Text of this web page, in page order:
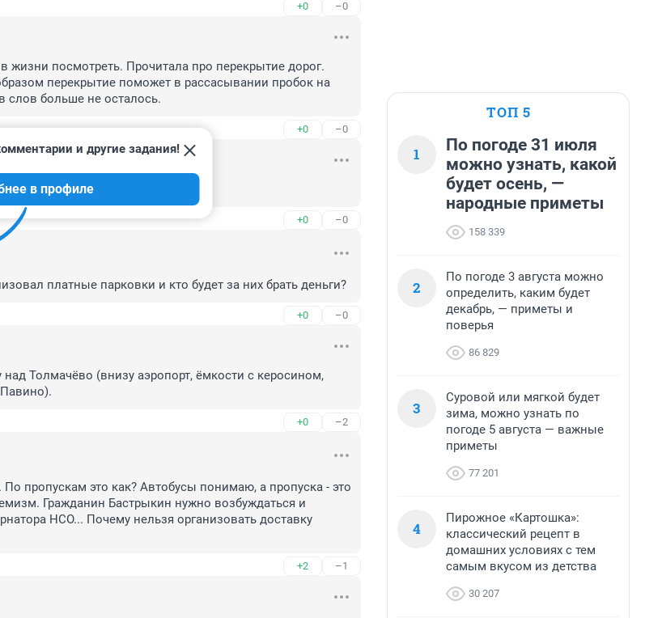
+0 –0
жизни посмотреть. Прочитала про перекрытие дорог.
перекрытие поможет в рассасывании пробок на
слов больше не осталось.
+0 –0
будут пускать хоть?
+0 –0
и другие задания!
в профиле
платные парковки и кто будет за них брать деньги?
+0 –0
Толмачёво (внизу аэропорт, ёмкости с керосином,
+0 –2
пропускам это как? Автобусы понимаю, а пропуска - это
Гражданин Бастрыкин нужно возбуждаться и
НСО... Почему нельзя организовать доставку
+2 –1
ТОП 5
1
По погоде 31 июля
можно узнать, какой
будет осень, —
народные приметы
158 339
2
По погоде 3 августа можно
определить, каким будет
декабрь, — приметы и
поверья
86 829
3
Суровой или мягкой будет
зима, можно узнать по
погоде 5 августа — важные
приметы
77 201
4
Пирожное «Картошка»:
классический рецепт в
домашних условиях с тем
самым вкусом из детства
30 207